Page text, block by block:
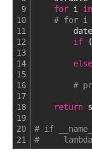
9
10
11
12
13
14
15
16
17
18
19
20
21
for i in
# for i
if
else
#
return
# if
#